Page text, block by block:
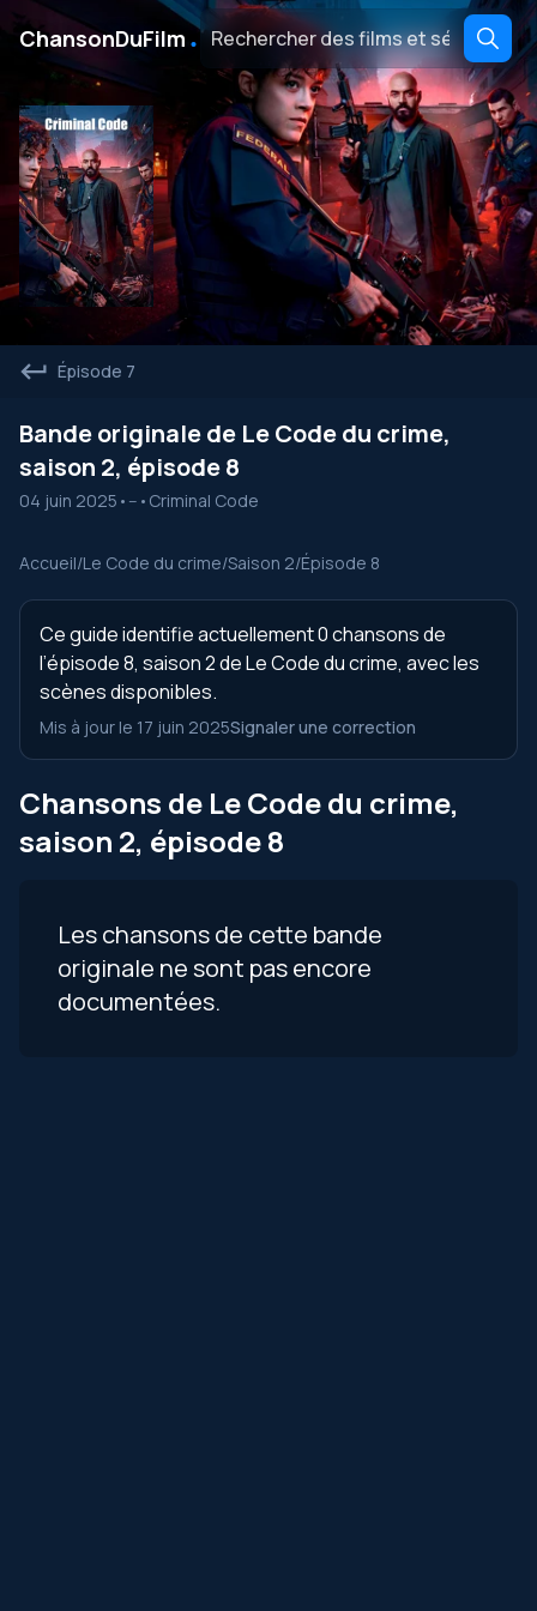
ChansonDuFilm․
Épisode 7
Bande originale de Le Code du crime,
saison 2, épisode 8
04 juin 2025 • -- • Criminal Code
Accueil/Le Code du crime/Saison 2/Épisode 8
Ce guide identifie actuellement 0 chansons de
l’épisode 8, saison 2 de Le Code du crime, avec les
scènes disponibles.
Mis à jour le 17 juin 2025Signaler une correction
Chansons de Le Code du crime,
saison 2, épisode 8
Les chansons de cette bande
originale ne sont pas encore
documentées.